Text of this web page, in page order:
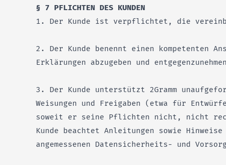
§ 7 PFLICHTEN DES KUNDEN
1. Der Kunde ist verpflichtet, die
2. Der Kunde benennt einen
Erklärungen abzugeben und
3. Der Kunde unterstützt 2Gramm
Weisungen und Freigaben (etwa für
soweit er seine Pflichten nicht, nicht
Kunde beachtet Anleitungen sowie
angemessenen Datensicherheits- und